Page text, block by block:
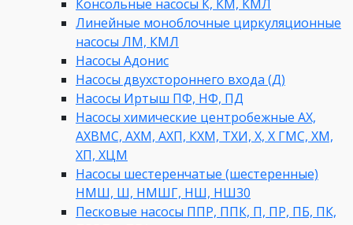
Консольные насосы К, КМ, КМЛ
Линейные моноблочные циркуляционные
насосы ЛМ, КМЛ
Насосы Адонис
Насосы двухстороннего входа (Д)
Насосы Иртыш ПФ, НФ, ПД
Насосы химические центробежные АХ,
АХВМС, АХМ, АХП, КХМ, ТХИ, Х, Х ГМС, ХМ,
ХП, ХЦМ
Насосы шестеренчатые (шестеренные)
НМШ, Ш, НМШГ, НШ, НШ30
Песковые насосы ППР, ППК, П, ПР, ПБ, ПК,